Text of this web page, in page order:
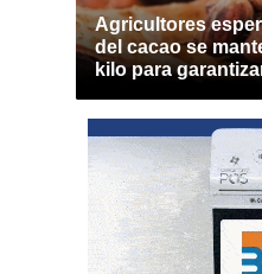
Agricultores
del cacao se
kilo para